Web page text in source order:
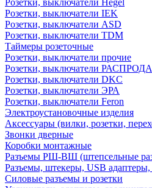
Розетки, выключатели Hegel
Розетки, выключатели IEK
Розетки, выключатели ASD
Розетки, выключатели TDM
Таймеры розеточные
Розетки, выключатели прочие
Розетки, выключатели
Розетки, выключатели DKC
Розетки, выключатели ЭРА
Розетки, выключатели Feron
Электроустановочные изделия
Аксессуары (вилки, розетки,
Звонки дверные
Коробки монтажные
Разъемы РШ-ВШ (штепсельные
Разъемы, штекеры, USB адаптеры,
Силовые разъемы и розетки